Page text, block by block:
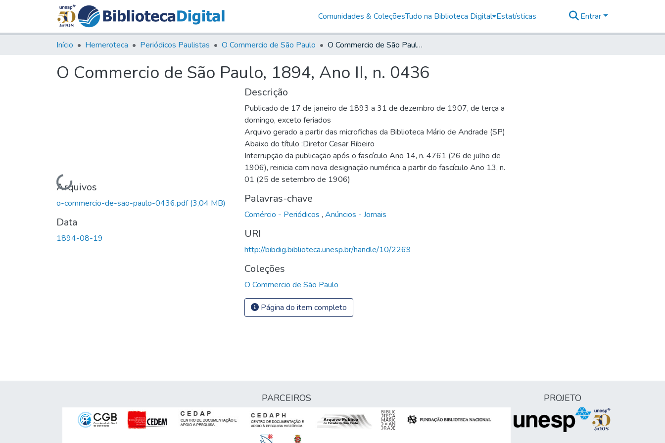
Comunidades & ColeçõesTudo na Biblioteca Digital Estatísticas Entrar
Início Hemeroteca Periódicos Paulistas O Commercio de São Paulo O Commercio de São Paulo, 1894, Ano II, n. 0436
O Commercio de São Paulo, 1894, Ano II, n. 0436
Carregando...
Arquivos
o-commercio-de-sao-paulo-0436.pdf(3,04 MB)
Data
1894-08-19
Descrição
Publicado de 17 de janeiro de 1893 a 31 de dezembro de 1907, de terça a
domingo, exceto feriados
Arquivo gerado a partir das microfichas da Biblioteca Mário de Andrade (SP)
Abaixo do título :Diretor Cesar Ribeiro
Interrupção da publicação após o fascículo Ano 14, n. 4761 (26 de julho de
1906), reinicia com nova designação numérica a partir do fascículo Ano 13, n.
01 (25 de setembro de 1906)
Palavras-chave
Comércio - Periódicos , Anúncios - Jornais
URI
http://bibdig.biblioteca.unesp.br/handle/10/2269
Coleções
O Commercio de São Paulo
Página do item completo
PARCEIROS PROJETO